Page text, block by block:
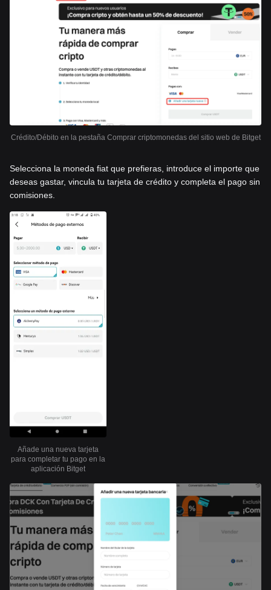
Crédito/Débito en la pestaña Comprar criptomonedas del sitio web de Bitget
Selecciona la moneda fiat que prefieras, introduce el importe que
deseas gastar, vincula tu tarjeta de crédito y completa el pago sin
comisiones.
Añade una nueva tarjeta
para completar tu pago en la
aplicación Bitget